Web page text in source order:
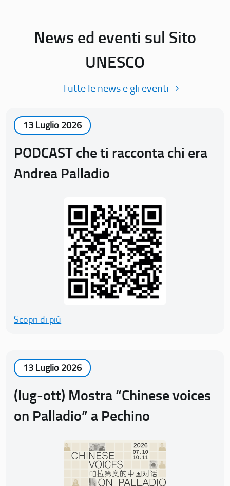
News ed eventi sul Sito
UNESCO
Tutte le news e gli eventi
13 Luglio 2026
PODCAST che ti racconta chi era
Andrea Palladio
Scopri di più
13 Luglio 2026
(lug-ott) Mostra “Chinese voices
on Palladio” a Pechino